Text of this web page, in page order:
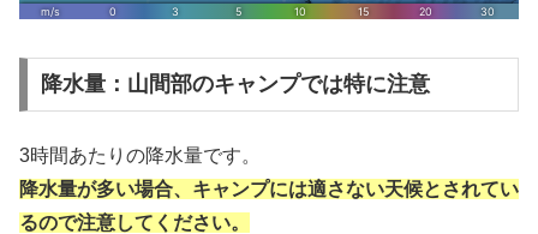
降水量：山間部のキャンプでは特に注意
3時間あたりの降水量です。
降水量が多い場合、キャンプには適さない天候とされてい
るので注意してください。